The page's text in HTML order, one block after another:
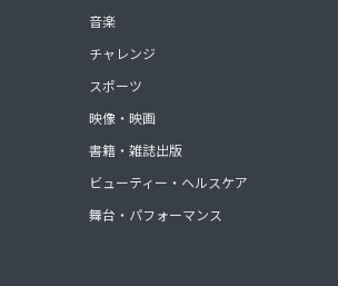
音楽
チャレンジ
スポーツ
映像・映画
書籍・雑誌出版
ビューティー・ヘルスケア
舞台・パフォーマンス